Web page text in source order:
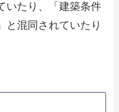
いたり、「建築条件
と混同されていたり